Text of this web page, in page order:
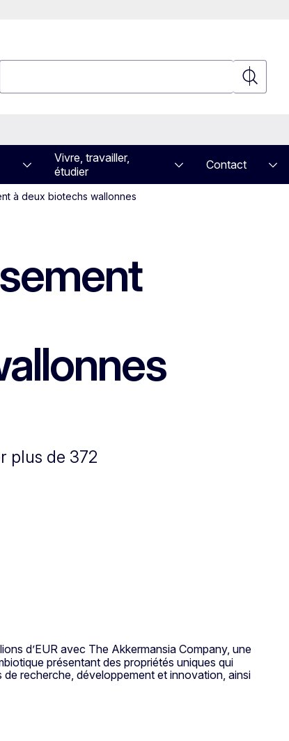
Vivre, travailler,
étudier
Contact
à deux biotechs wallonnes
plus de 372
d’EUR avec The Akkermansia Company, une
présentant des propriétés uniques qui
recherche, développement et innovation, ainsi